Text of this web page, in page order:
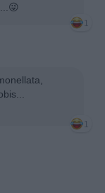
1
1